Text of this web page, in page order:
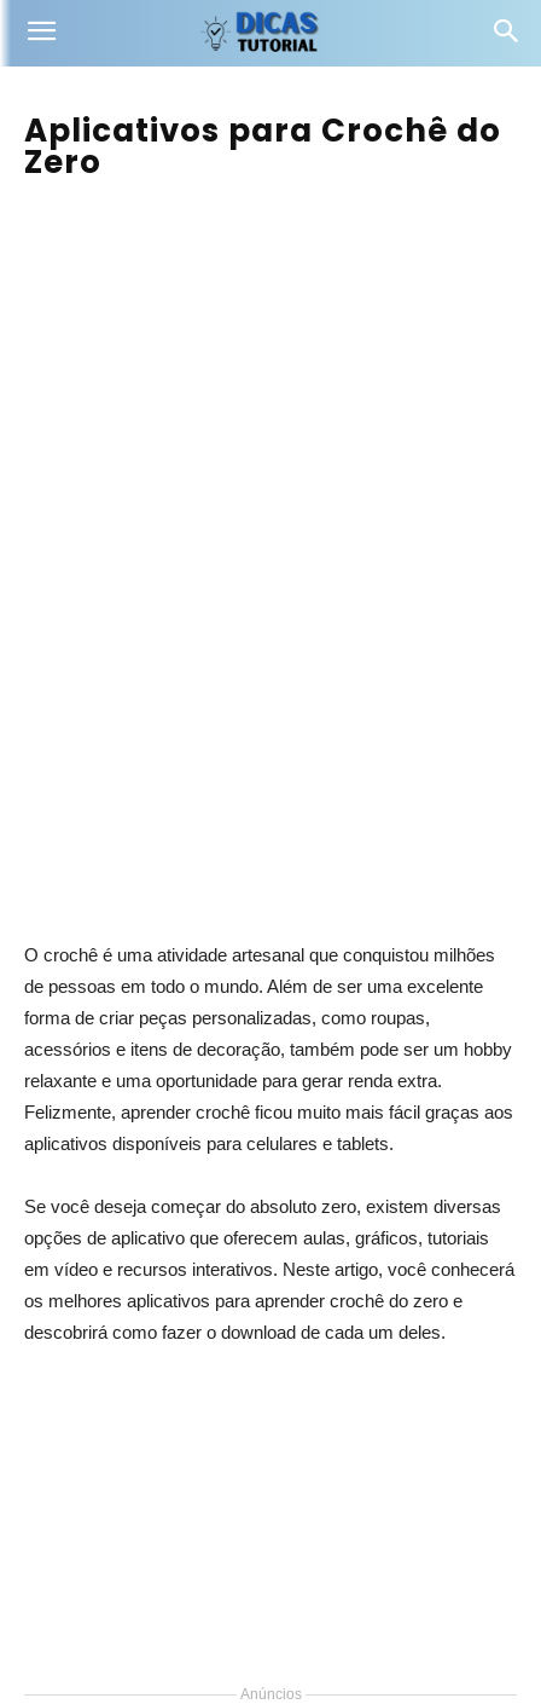
Aplicativos para Crochê do
Zero
O crochê é uma atividade artesanal que conquistou milhões
de pessoas em todo o mundo. Além de ser uma excelente
forma de criar peças personalizadas, como roupas,
acessórios e itens de decoração, também pode ser um hobby
relaxante e uma oportunidade para gerar renda extra.
Felizmente, aprender crochê ficou muito mais fácil graças aos
aplicativos disponíveis para celulares e tablets.
Se você deseja começar do absoluto zero, existem diversas
opções de aplicativo que oferecem aulas, gráficos, tutoriais
em vídeo e recursos interativos. Neste artigo, você conhecerá
os melhores aplicativos para aprender crochê do zero e
descobrirá como fazer o download de cada um deles.
Anúncios